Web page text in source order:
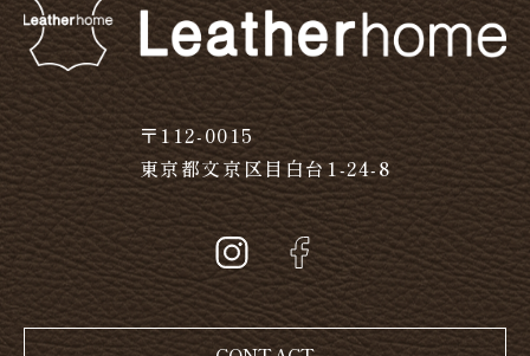
〒112-0015
東京都文京区目白台1-24-8